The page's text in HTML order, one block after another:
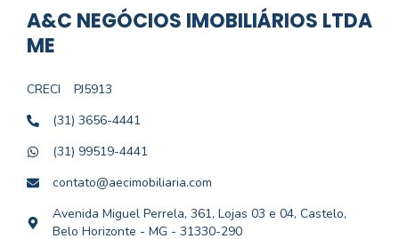
A&C NEGÓCIOS IMOBILIÁRIOS LTDA
ME
CRECI
PJ5913
(31) 3656-4441
(31) 99519-4441
contato@aecimobiliaria.com
Avenida Miguel Perrela, 361, Lojas 03 e 04, Castelo,
Belo Horizonte - MG - 31330-290